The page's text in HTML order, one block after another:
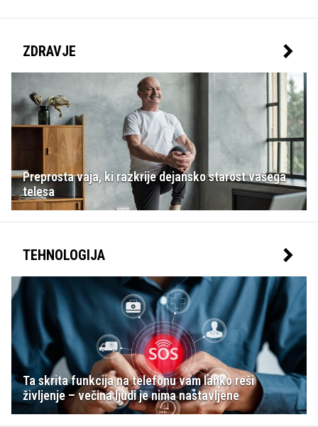
ZDRAVJE
Preprosta vaja, ki razkrije dejansko starost vašega
telesa
TEHNOLOGIJA
Ta skrita funkcija na telefonu vam lahko reši
življenje – večina ljudi je nima nastavljene